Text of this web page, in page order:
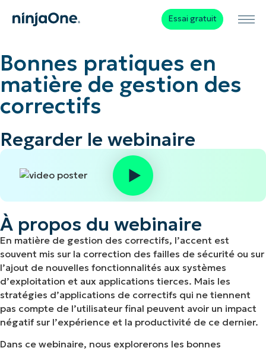
Essai gratuit
Bonnes pratiques en
matière de gestion des
correctifs
Regarder le webinaire
À propos du webinaire
En matière de gestion des correctifs, l’accent est
souvent mis sur la correction des failles de sécurité ou sur
l’ajout de nouvelles fonctionnalités aux systèmes
d’exploitation et aux applications tierces. Mais les
stratégies d’applications de correctifs qui ne tiennent
pas compte de l’utilisateur final peuvent avoir un impact
négatif sur l’expérience et la productivité de ce dernier.
Dans ce webinaire, nous explorerons les bonnes